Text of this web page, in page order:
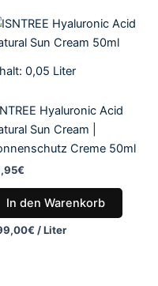
0,05 Liter
Hyaluronic Acid
Sun Cream |
Creme 50ml
€
In den Warenkorb
€ /Liter